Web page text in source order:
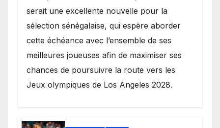
serait une excellente nouvelle pour la
sélection sénégalaise, qui espère aborder
cette échéance avec l’ensemble de ses
meilleures joueuses afin de maximiser ses
chances de poursuivre la route vers les
Jeux olympiques de Los Angeles 2028.